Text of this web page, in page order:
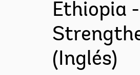
Ethiopia
(Inglés)